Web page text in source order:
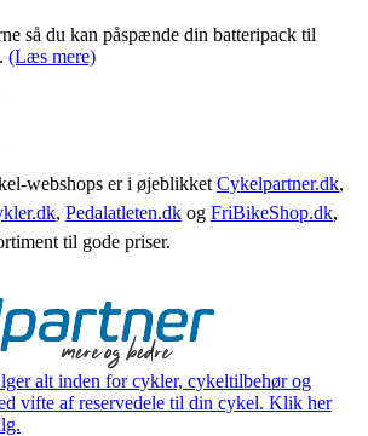
så du kan påspænde din batteripack til
(Læs mere)
webshops er i øjeblikket Cykelpartner.dk,
, Pedalatleten.dk og FriBikeShop.dk,
til gode priser.
alt inden for cykler, cykeltilbehør og
vifte af reservedele til din cykel. Klik her